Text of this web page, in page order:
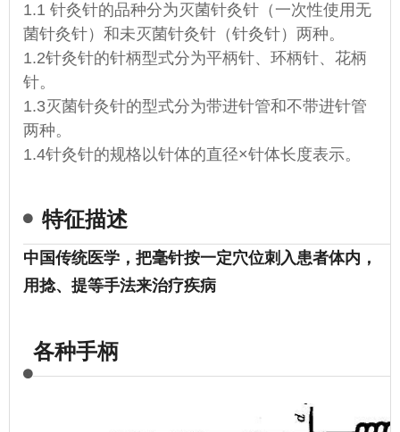
1.1 针灸针的品种分为灭菌针灸针（一次性使用无
菌针灸针）和未灭菌针灸针（针灸针）两种。
1.2针灸针的针柄型式分为平柄针、环柄针、花柄
针。
1.3灭菌针灸针的型式分为带进针管和不带进针管
两种。
1.4针灸针的规格以针体的直径×针体长度表示。
特征描述
中国传统医学，把毫针按一定穴位刺入患者体内，
用捻、提等手法来治疗疾病
各种手柄